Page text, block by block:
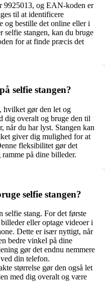
9925013, og EAN-koden er
til at identificere
og bestille det online eller i
selfie stangen, kan du bruge
for at finde præcis det
selfie stangen?
hvilket gør den let og
dig overalt og bruge den til
når du har lyst. Stangen kan
giver dig mulighed for at
fleksibilitet gør det
på dine billeder.
selfie stangen?
selfie stang. For det første
eller optage videoer i
Dette er især nyttigt, når
bedre vinkel på dine
gør det endnu nemmere
din telefon.
størrelse gør den også let
med dig overalt og være